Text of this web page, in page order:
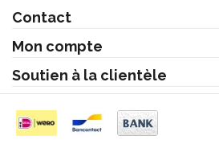
Contact
Mon compte
Soutien à la clientèle